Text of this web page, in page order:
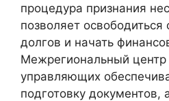
процедура признания
позволяет освободиться
долгов и начать
Межрегиональный
управляющих
подготовку документов,